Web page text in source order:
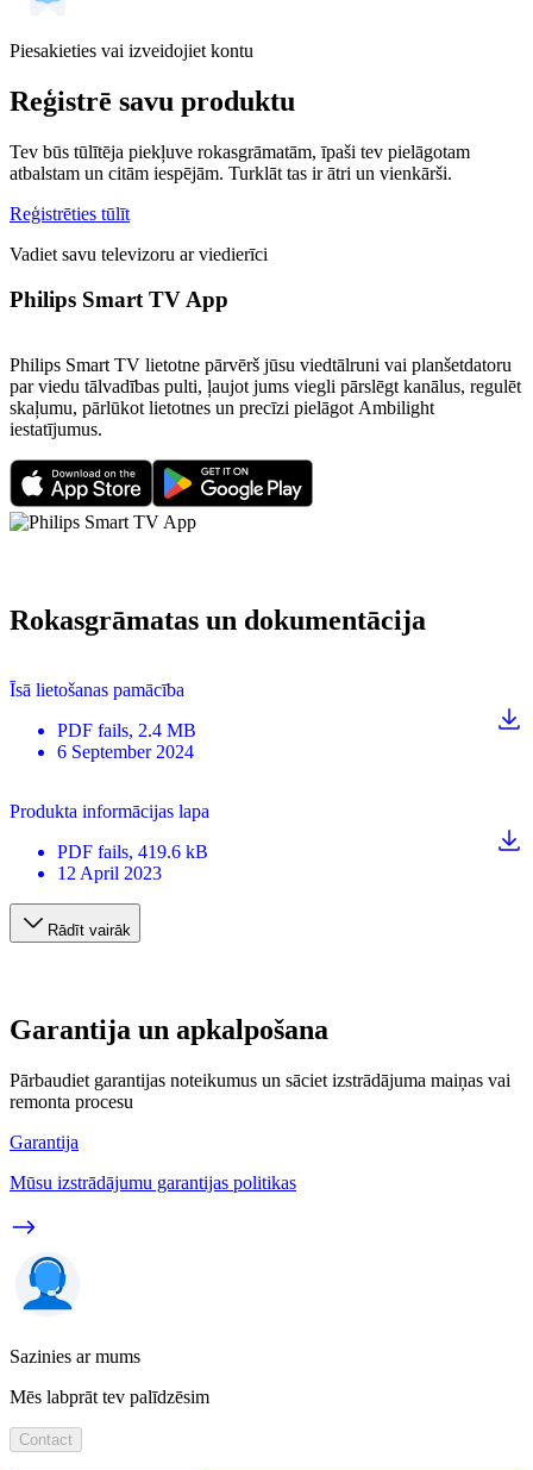
Piesakieties vai izveidojiet kontu
Reģistrē savu produktu
Tev būs tūlītēja piekļuve rokasgrāmatām, īpaši tev pielāgotam
atbalstam un citām iespējām. Turklāt tas ir ātri un vienkārši.
Reģistrēties tūlīt
Vadiet savu televizoru ar viedierīci
Philips Smart TV App
Philips Smart TV lietotne pārvērš jūsu viedtālruni vai planšetdatoru
par viedu tālvadības pulti, ļaujot jums viegli pārslēgt kanālus, regulēt
skaļumu, pārlūkot lietotnes un precīzi pielāgot Ambilight
iestatījumus.
Rokasgrāmatas un dokumentācija
Īsā lietošanas pamācība
PDF fails, 2.4 MB
6 September 2024
Produkta informācijas lapa
PDF fails, 419.6 kB
12 April 2023
Rādīt vairāk
Garantija un apkalpošana
Pārbaudiet garantijas noteikumus un sāciet izstrādājuma maiņas vai
remonta procesu
Garantija
Mūsu izstrādājumu garantijas politikas
Sazinies ar mums
Mēs labprāt tev palīdzēsim
Contact